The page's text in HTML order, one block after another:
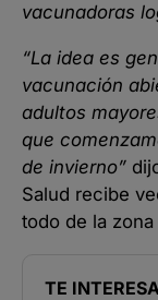
vacunadoras
“La idea es
vacunación
adultos
que
de invierno”
Salud recibe
todo de la
TE INTERESA